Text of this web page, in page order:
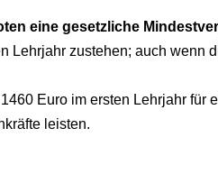
eine gesetzliche
Lehrjahr zustehen; auch wenn
Euro im ersten Lehrjahr für
leisten.